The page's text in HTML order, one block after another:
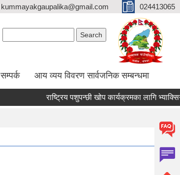
kummayakgaupalika@gmail.com 024413065
सम्पर्क आय व्यय विवरण सार्वजनिक सम्बन्धमा
राष्ट्रिय पशुपन्छी खोप कार्यक्रमका लागि